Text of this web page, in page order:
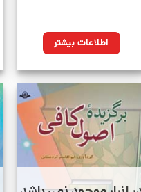
اطلاعات بیشتر